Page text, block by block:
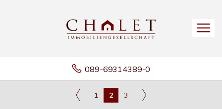
089-69314389-0
1 2 3